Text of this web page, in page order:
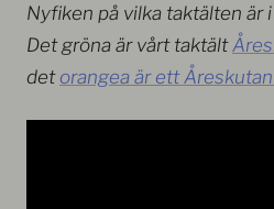
Nyfiken på vilka taktälten är
Det gröna är vårt taktält
det orangea är ett